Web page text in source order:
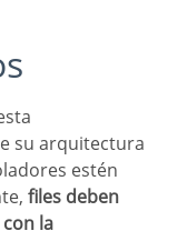
su arquitectura
estén
files deben
la